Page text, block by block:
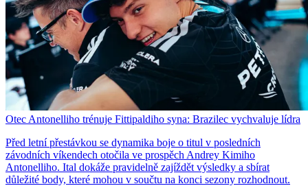
Otec Antonelliho trénuje Fittipaldiho syna: Brazilec vychvaluje lídra
Před letní přestávkou se dynamika boje o titul v posledních
závodních víkendech otočila ve prospěch Andrey Kimiho
Antonelliho. Ital dokáže pravidelně zajíždět výsledky a sbírat
důležité body, které mohou v součtu na konci sezony rozhodnout.